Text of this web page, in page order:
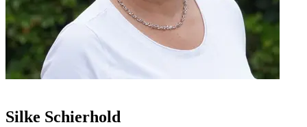
Silke Schierhold